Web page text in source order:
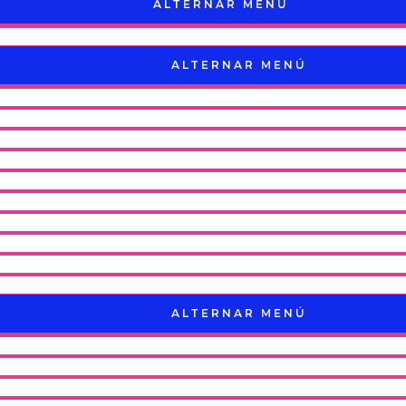
ALTERNAR MENÚ
ALTERNAR MENÚ
ALTERNAR MENÚ